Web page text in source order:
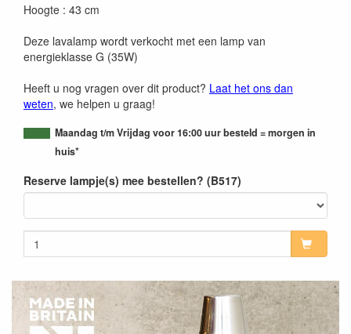
Hoogte : 43 cm
Deze lavalamp wordt verkocht met een lamp van
energieklasse G (35W)
Heeft u nog vragen over dit product? Laat het ons dan
weten, we helpen u graag!
Maandag t/m Vrijdag voor 16:00 uur besteld = morgen in
huis*
Reserve lampje(s) mee bestellen? (B517)